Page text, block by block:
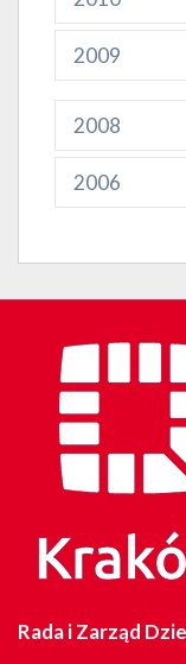
2009
2008
2006
Rada i Zarząd